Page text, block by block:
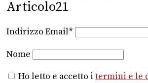
Articolo21
Indirizzo Email*
Nome
Ho letto e accetto i termini e le